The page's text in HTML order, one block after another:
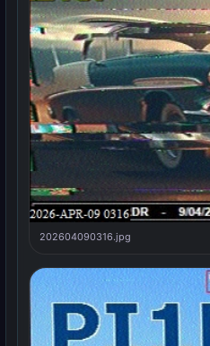
202604090316.jpg